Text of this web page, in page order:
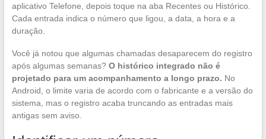
aplicativo Telefone, depois toque na aba Recentes ou Histórico.
Cada entrada indica o número que ligou, a data, a hora e a
duração.
Você já notou que algumas chamadas desaparecem do registro
após algumas semanas? O histórico integrado não é
projetado para um acompanhamento a longo prazo. No
Android, o limite varia de acordo com o fabricante e a versão do
sistema, mas o registro acaba truncando as entradas mais
antigas sem aviso.